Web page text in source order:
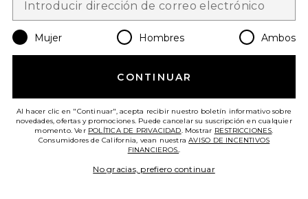
Mujer Hombres Ambos
CONTINUAR
Al hacer clic en "Continuar", acepta recibir nuestro boletín informativo sobre
novedades, ofertas y promociones. Puede cancelar su suscripción en cualquier
momento. Ver POLÍTICA DE PRIVACIDAD. Mostrar RESTRICCIONES.
Consumidores de California, vean nuestraAVISO DE INCENTIVOS
FINANCIEROS..
No gracias, prefiero continuar